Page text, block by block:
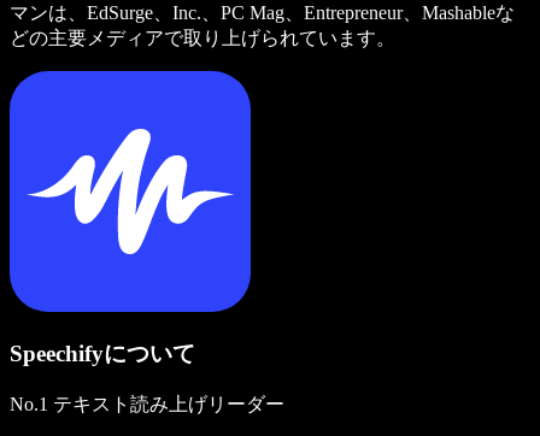
マンは、EdSurge、Inc.、PC Mag、Entrepreneur、Mashableな
どの主要メディアで取り上げられています。
Speechifyについて
No.1 テキスト読み上げリーダー